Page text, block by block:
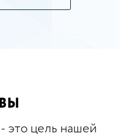
это цель нашей